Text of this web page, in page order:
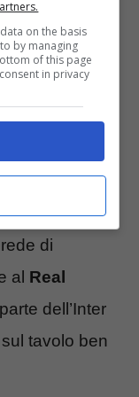
altro salto
TuttoSport,
Thuram. Lo
e
di
al Real
dell’Inter
tavolo ben
on the basis
by managing
of this page
in privacy